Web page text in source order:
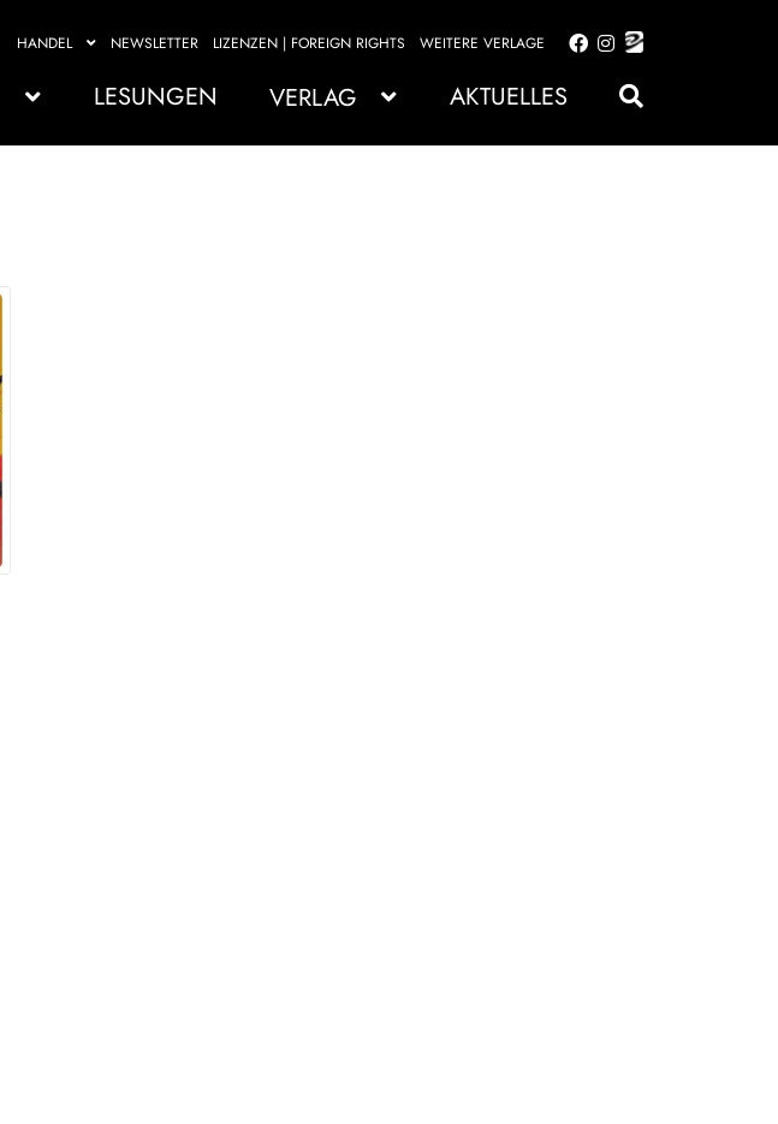
HANDEL NEWSLETTER LIZENZEN | FOREIGN RIGHTS WEITERE VERLAGE
Zur
springen
Zum
springen
LESUNGEN VERLAG AKTUELLES